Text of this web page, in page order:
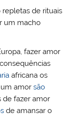
repletas de rituais
um macho
fazer amor
africana os
um amorsão
de fazer amor
de amansar o